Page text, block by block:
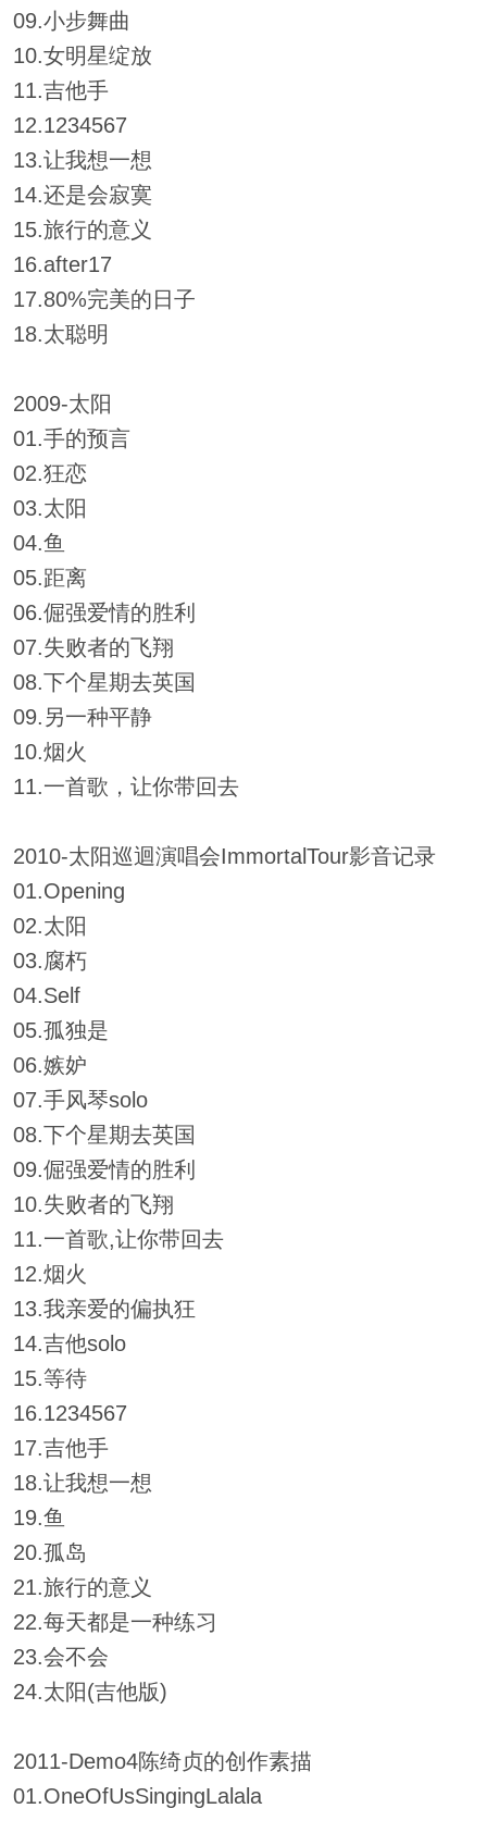
09.小步舞曲
10.女明星绽放
11.吉他手
12.1234567
13.让我想一想
14.还是会寂寞
15.旅行的意义
16.after17
17.80%完美的日子
18.太聪明
2009-太阳
01.手的预言
02.狂恋
03.太阳
04.鱼
05.距离
06.倔强爱情的胜利
07.失败者的飞翔
08.下个星期去英国
09.另一种平静
10.烟火
11.一首歌，让你带回去
2010-太阳巡迴演唱会ImmortalTour影音记录
01.Opening
02.太阳
03.腐朽
04.Self
05.孤独是
06.嫉妒
07.手风琴solo
08.下个星期去英国
09.倔强爱情的胜利
10.失败者的飞翔
11.一首歌,让你带回去
12.烟火
13.我亲爱的偏执狂
14.吉他solo
15.等待
16.1234567
17.吉他手
18.让我想一想
19.鱼
20.孤岛
21.旅行的意义
22.每天都是一种练习
23.会不会
24.太阳(吉他版)
2011-Demo4陈绮贞的创作素描
01.OneOfUsSingingLalala